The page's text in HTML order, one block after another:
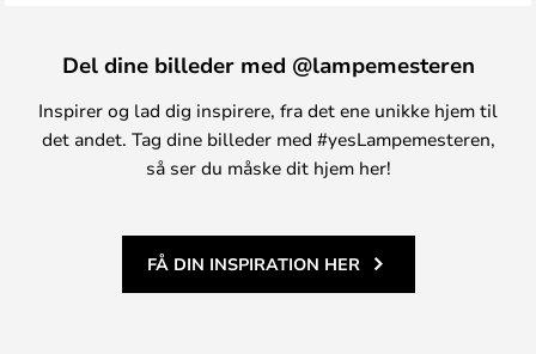
Del dine billeder med @lampemesteren
Inspirer og lad dig inspirere, fra det ene unikke hjem til
det andet. Tag dine billeder med #yesLampemesteren,
så ser du måske dit hjem her!
FÅ DIN INSPIRATION HER